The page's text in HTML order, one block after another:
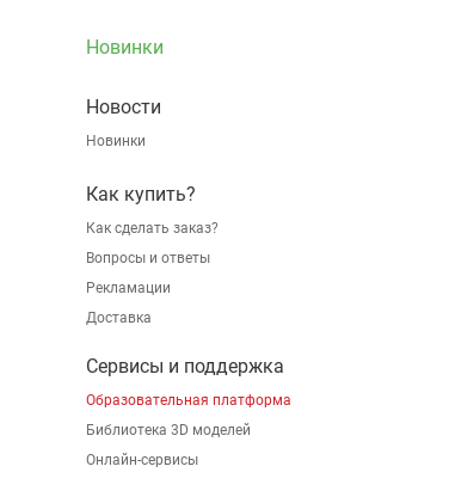
Новинки
Новости
Новинки
Как купить?
Как сделать заказ?
Вопросы и ответы
Рекламации
Доставка
Сервисы и поддержка
Образовательная платформа
Библиотека 3D моделей
Онлайн-сервисы